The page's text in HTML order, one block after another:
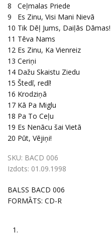
8
Ceļmalas Priede
9
Es Zinu, Visi Mani Nievā
10 Tik Dēļ Jums, Daiļās Dāmas!
11 Tēva Nams
12 Es Zinu, Ka Vienreiz
13 Ceriņi
14 Dažu Skaistu Ziedu
15 Štedī, redī!
16 Krodziņā
17 Kā Pa Miglu
18 Pa To Ceļu
19 Es Nenācu šai Vietā
20 Pūt, Vējiņi!
SKU: BACD 006
Izdots: 01.09.1998
BALSS BACD 006
FORMĀTS: CD-R
1.